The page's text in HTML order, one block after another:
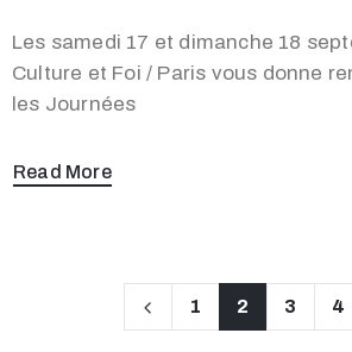
Les samedi 17 et dimanche 18
Culture et Foi / Paris vous donne
les Journées
Read More
1 2 3 4